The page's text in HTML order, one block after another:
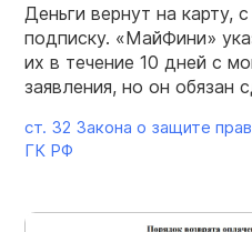
Деньги вернут на карту,
подписку. «МайФини»
их в течение 10 дней с
заявления, но он обязан
ст. 32 Закона о защите
ГК РФ